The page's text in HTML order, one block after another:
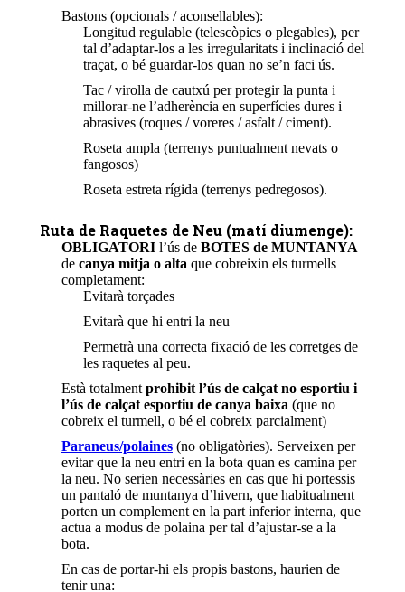
Bastons (opcionals / aconsellables):
Longitud regulable (telescòpics o plegables), per
tal d’adaptar-los a les irregularitats i inclinació del
traçat, o bé guardar-los quan no se’n faci ús.
Tac / virolla de cautxú per protegir la punta i
millorar-ne l’adherència en superfícies dures i
abrasives (roques / voreres / asfalt / ciment).
Roseta ampla (terrenys puntualment nevats o
fangosos)
Roseta estreta rígida (terrenys pedregosos).
Ruta de Raquetes de Neu (matí diumenge):
OBLIGATORI l’ús de BOTES de MUNTANYA
de canya mitja o alta que cobreixin els turmells
completament:
Evitarà torçades
Evitarà que hi entri la neu
Permetrà una correcta fixació de les corretges de
les raquetes al peu.
Està totalment prohibit l’ús de calçat no esportiu i
l’ús de calçat esportiu de canya baixa (que no
cobreix el turmell, o bé el cobreix parcialment)
Paraneus/polaines (no obligatòries). Serveixen per
evitar que la neu entri en la bota quan es camina per
la neu. No serien necessàries en cas que hi portessis
un pantaló de muntanya d’hivern, que habitualment
porten un complement en la part inferior interna, que
actua a modus de polaina per tal d’ajustar-se a la
bota.
En cas de portar-hi els propis bastons, haurien de
tenir una: